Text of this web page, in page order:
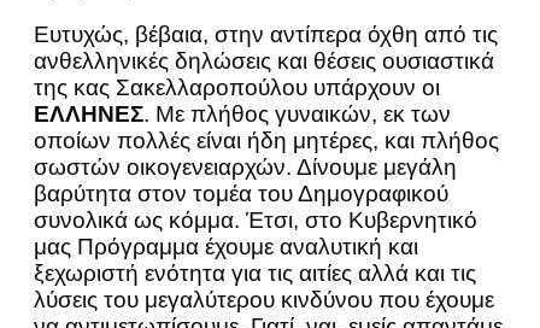
Ευτυχώς, βέβαια, στην αντίπερα όχθη από τις
ανθελληνικές δηλώσεις και θέσεις ουσιαστικά
της κας Σακελλαροπούλου υπάρχουν οι
ΕΛΛΗΝΕΣ. Με πλήθος γυναικών, εκ των
οποίων πολλές είναι ήδη μητέρες, και πλήθος
σωστών οικογενειαρχών. Δίνουμε μεγάλη
βαρύτητα στον τομέα του Δημογραφικού
συνολικά ως κόμμα. Έτσι, στο Κυβερνητικό
μας Πρόγραμμα έχουμε αναλυτική και
ξεχωριστή ενότητα για τις αιτίες αλλά και τις
λύσεις του μεγαλύτερου κινδύνου που έχουμε